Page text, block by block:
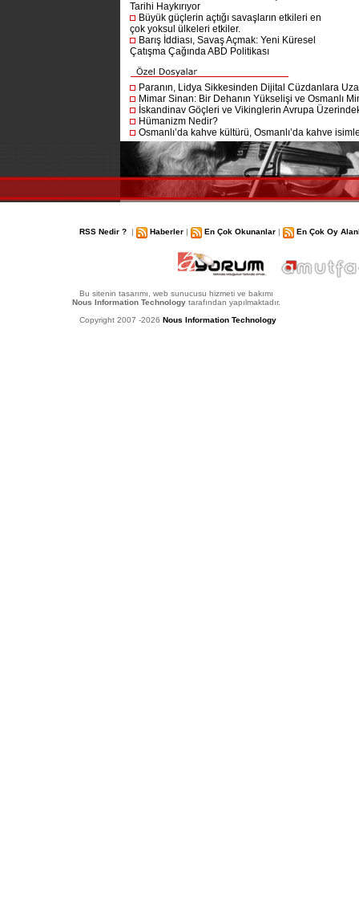
Tarihi Haykırıyor
Büyük güçlerin açtığı savaşların etkileri en
çok yoksul ülkeleri etkiler.
Barış İddiası, Savaş Açmak: Yeni Küresel
Çatışma Çağında ABD Politikası
Paranın, Lidya Sikkesinden Dijital Cüzdanlara
Mimar Sinan: Bir Dehanın Yükselişi ve Osmanlı
İskandinav Göçleri ve Vikinglerin Avrupa
Hümanizm Nedir?
Osmanlı’da kahve kültürü, Osmanlı’da kahve
RSS Nedir ? | Haberler | En Çok Okunanlar | En Çok Oy
Bu sitenin tasarımı, web sunucusu hizmeti ve bakımı
Nous Information Technology tarafından yapılmaktadır.
Copyright 2007 -2026 Nous Information Technology